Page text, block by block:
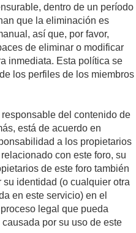
dentro de un período
que la eliminación es
así que, por favor,
de eliminar o modificar
inmediata. Esta política se
los perfiles de los miembros
del contenido de
está de acuerdo en
a los propietarios
con este foro, su
de este foro también
identidad (o cualquier otra
en este servicio) en el
legal que pueda
por su uso de este